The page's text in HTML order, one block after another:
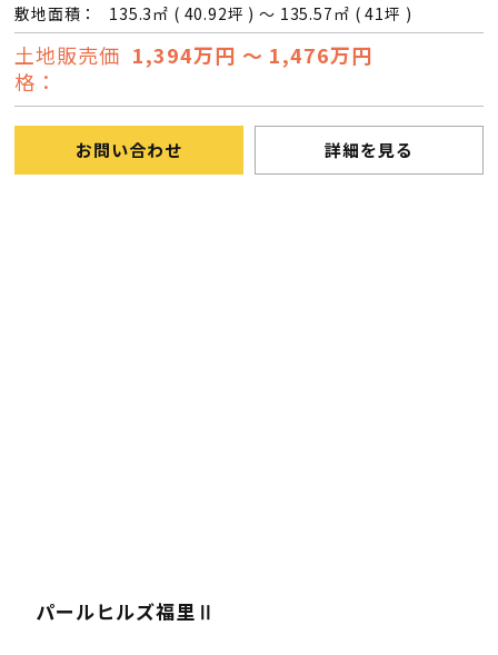
敷地面積：
135.3㎡ ( 40.92坪 ) ～ 135.57㎡ ( 41坪 )
土地販売価
格：
1,394万円 ～ 1,476万円
お問い合わせ 詳細を見る
パールヒルズ福里Ⅱ